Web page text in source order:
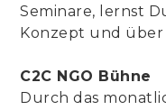
Seminare, lernst
Konzept und über
C2C NGO Bühne
Durch das